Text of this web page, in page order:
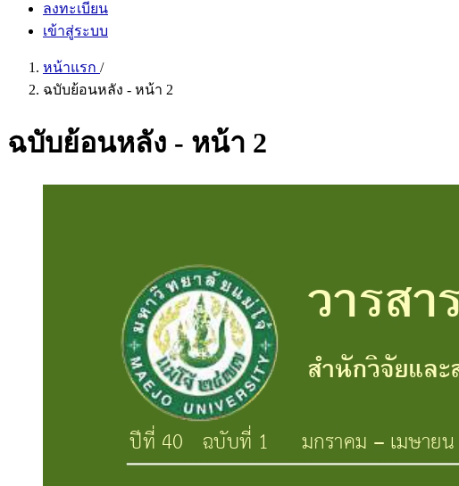
ลงทะเบียน
เข้าสู่ระบบ
หน้าแรก /
ฉบับย้อนหลัง - หน้า 2
ฉบับย้อนหลัง - หน้า 2